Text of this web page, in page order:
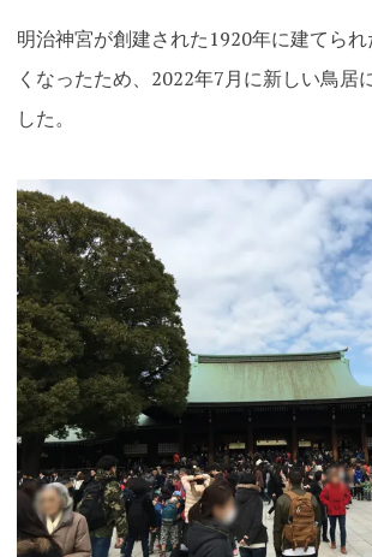
明治神宮が創建された1920年に建てら
くなったため、2022年7月に新しい鳥居
した。